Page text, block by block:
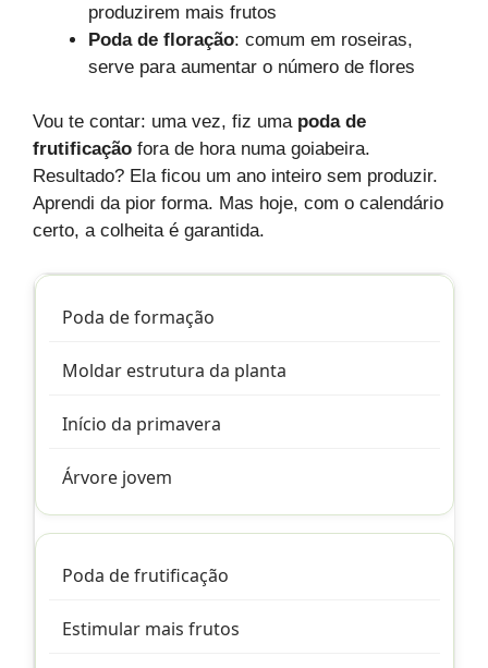
produzirem mais frutos
Poda de floração: comum em roseiras,
serve para aumentar o número de flores
Vou te contar: uma vez, fiz uma poda de
frutificação fora de hora numa goiabeira.
Resultado? Ela ficou um ano inteiro sem produzir.
Aprendi da pior forma. Mas hoje, com o calendário
certo, a colheita é garantida.
Poda de formação
Moldar estrutura da planta
Início da primavera
Árvore jovem
Poda de frutificação
Estimular mais frutos